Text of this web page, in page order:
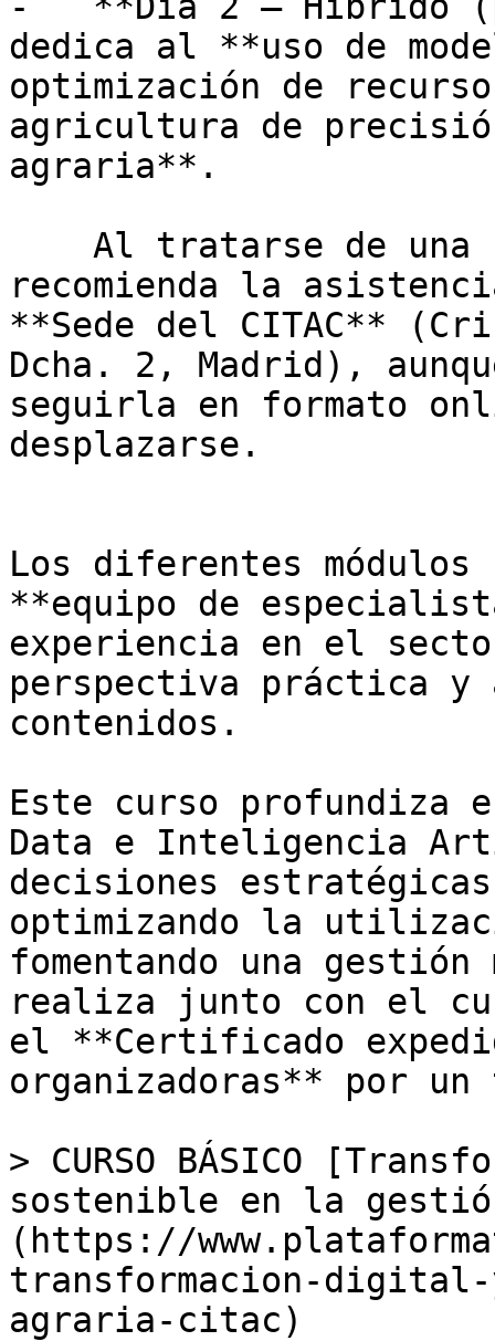
dedica al **uso de
optimización de
agricultura de
agraria**.
recomienda la
**Sede del CITAC**
Dcha. 2, Madrid),
seguirla en formato
desplazarse.
Los diferentes
**equipo de
experiencia en el
perspectiva práctica y
contenidos.
Este curso profundiza
Data e Inteligencia
decisiones
optimizando la
fomentando una
realiza junto con el
el **Certificado
organizadoras** por
> CURSO BÁSICO
sostenible en la
(https://
transformacion-
agraria-citac)